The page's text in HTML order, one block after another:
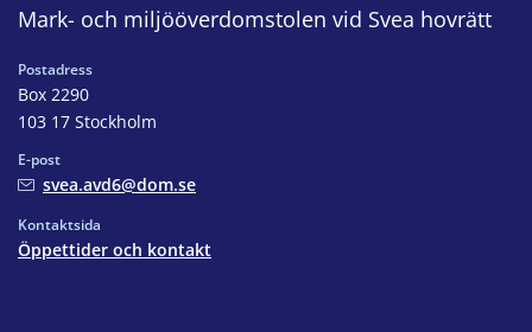
Mark- och miljööverdomstolen vid Svea hovrätt
Postadress
Box 2290
103 17 Stockholm
E-post
svea.avd6@dom.se
Kontaktsida
Öppettider och kontakt